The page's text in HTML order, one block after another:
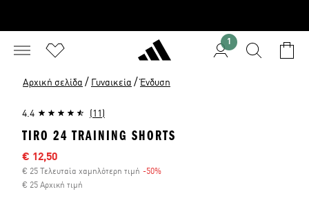
1
Αρχική σελίδα / Γυναικεία / Ένδυση
4.4 (11)
TIRO 24 TRAINING SHORTS
Τιμή έκπτωσης
€ 12,50
€ 25 Τελευταία χαμηλότερη τιμή -50%
€ 25 Αρχική τιμή